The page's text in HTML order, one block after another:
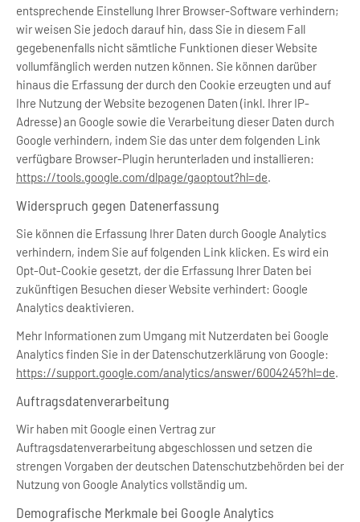
entsprechende Einstellung Ihrer Browser-Software verhindern;
wir weisen Sie jedoch darauf hin, dass Sie in diesem Fall
gegebenenfalls nicht sämtliche Funktionen dieser Website
vollumfänglich werden nutzen können. Sie können darüber
hinaus die Erfassung der durch den Cookie erzeugten und auf
Ihre Nutzung der Website bezogenen Daten (inkl. Ihrer IP-
Adresse) an Google sowie die Verarbeitung dieser Daten durch
Google verhindern, indem Sie das unter dem folgenden Link
verfügbare Browser-Plugin herunterladen und installieren:
https://tools.google.com/dlpage/gaoptout?hl=de.
Widerspruch gegen Datenerfassung
Sie können die Erfassung Ihrer Daten durch Google Analytics
verhindern, indem Sie auf folgenden Link klicken. Es wird ein
Opt-Out-Cookie gesetzt, der die Erfassung Ihrer Daten bei
zukünftigen Besuchen dieser Website verhindert: Google
Analytics deaktivieren.
Mehr Informationen zum Umgang mit Nutzerdaten bei Google
Analytics finden Sie in der Datenschutzerklärung von Google:
https://support.google.com/analytics/answer/6004245?hl=de.
Auftragsdatenverarbeitung
Wir haben mit Google einen Vertrag zur
Auftragsdatenverarbeitung abgeschlossen und setzen die
strengen Vorgaben der deutschen Datenschutzbehörden bei der
Nutzung von Google Analytics vollständig um.
Demografische Merkmale bei Google Analytics